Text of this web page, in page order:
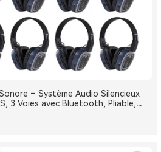
– Système Audio Silencieux
3 Voies avec Bluetooth, Pliable,